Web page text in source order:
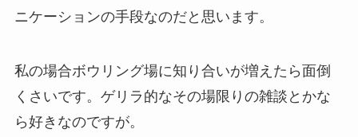
ニケーションの手段なのだと思います。
私の場合ボウリング場に知り合いが増えたら面倒
くさいです。ゲリラ的なその場限りの雑談とかな
ら好きなのですが。